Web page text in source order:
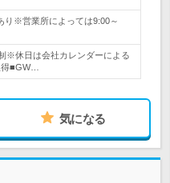
※営業所によっては9:00～
※休日は会社カレンダーによる
■GW…
気になる